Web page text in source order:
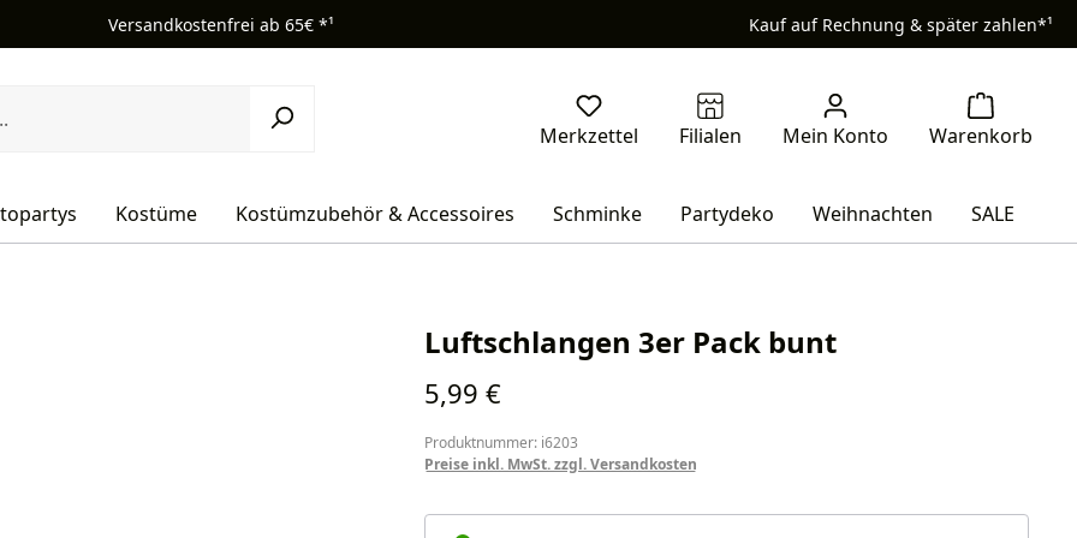
Versandkostenfrei ab 65€ *¹ Kauf auf Rechnung & später zahlen*¹
Kostüme Kostümzubehör & Accessoires Schminke Partydeko Weihnachten SALE
Luftschlangen 3er Pack bunt
Regulärer Preis:
5,99 €
Produktnummer: i6203
Preise inkl. MwSt. zzgl. Versandkosten